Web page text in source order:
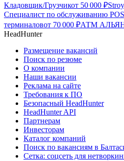
Кладовщик/Грузчикот 50 000 ₽
Специалист по обслуживанию
терминаловот 70 000 ₽АТМ
HeadHunter
Размещение вакансий
Поиск по резюме
О компании
Наши вакансии
Реклама на сайте
Требования к ПО
Безопасный HeadHunter
HeadHunter API
Партнерам
Инвесторам
Каталог компаний
Поиск по вакансиям в
Сетка: соцсеть для